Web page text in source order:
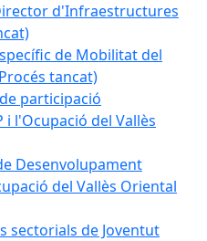
d'Infraestructures
de Mobilitat del
tancat)
participació
i l'Ocupació del Vallès
Desenvolupament
del Vallès Oriental
sectorials de Joventut